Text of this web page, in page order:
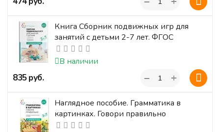
Книга Сборник подвижных игр для
занятий с детьми 2-7 лет. ФГОС
В наличии
‍835‍ руб. +
−
Наглядное пособие. Грамматика в
картинках. Говори правильно